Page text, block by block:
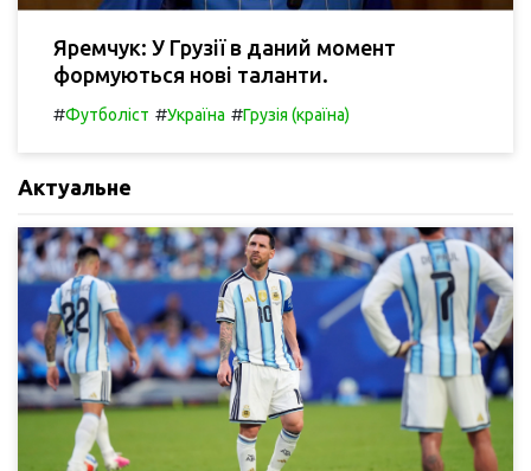
Яремчук: У Грузії в даний момент
формуються нові таланти.
#Футболіст #Україна #Грузія (країна)
Актуальне